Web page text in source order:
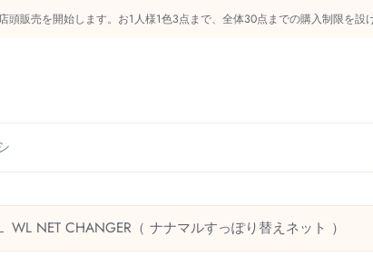
販売を開始します。お1人様1色3点まで、全体30点までの購入制限を設
管釣り知識庫 商品カテゴリー 今後のイベント
お問い合わせ
WL NET CHANGER（ ナナマルすっぽり替えネット ）